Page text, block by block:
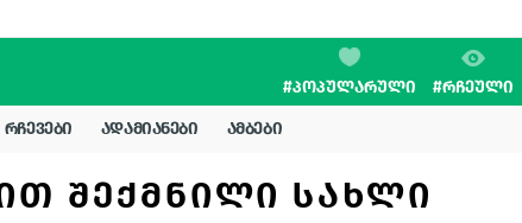
#ᲞᲝᲞᲣᲚᲐᲠᲣᲚᲘ #ᲠᲩᲔᲣᲚᲘ
ᲠᲩᲔᲕᲔᲑᲘ ᲐᲓᲐᲛᲘᲐᲜᲔᲑᲘ ᲐᲛᲑᲔᲑᲘ
ᲨᲔᲥᲛᲜᲘᲚᲘ ᲡᲐᲮᲚᲘ